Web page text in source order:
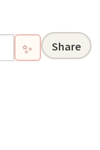
✨ Share